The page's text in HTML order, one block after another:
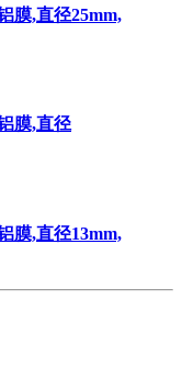
膜,直径25mm,
膜,直径
膜,直径13mm,